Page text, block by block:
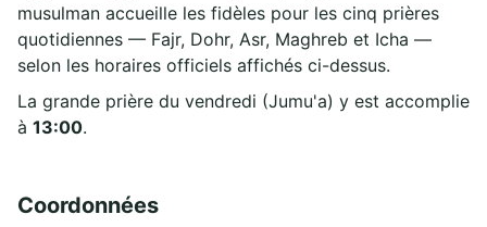
musulman accueille les fidèles pour les cinq prières
quotidiennes — Fajr, Dohr, Asr, Maghreb et Icha —
selon les horaires officiels affichés ci-dessus.
La grande prière du vendredi (Jumu'a) y est accomplie
à 13:00.
Coordonnées